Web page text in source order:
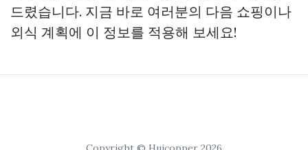
드렸습니다. 지금 바로 여러분의 다음 쇼핑이나
외식 계획에 이 정보를 적용해 보세요!